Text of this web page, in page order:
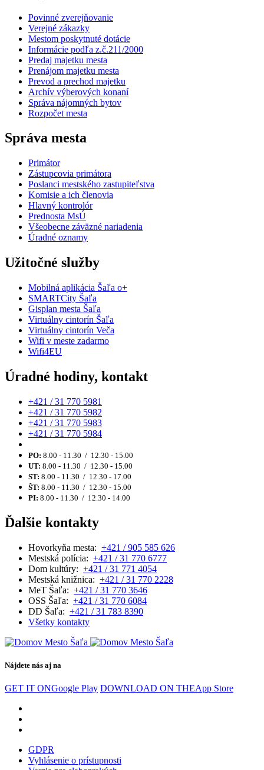
Povinné zverejňovanie
Verejné zákazky
Mestom poskytnuté dotácie
Informácie podľa z.č.211/2000
Predaj majetku mesta
Prenájom majetku mesta
Prevod a prechod majetku
Archív výberových konaní
Správa nájomných bytov
Rozpočet mesta
Správa mesta
Primátor
Zástupcovia primátora
Poslanci mestského zastupiteľstva
Komisie a ich členovia
Hlavný kontrolór
Prednosta MsÚ
Všeobecne záväzné nariadenia
Úradné oznamy
Užitočné služby
Mobilná aplikácia Šaľa o+
SMARTCity Šaľa
Gisplan mesta Šaľa
Virtuálny cintorín Šaľa
Virtuálny cintorín Veča
Wifi v meste zadarmo
Wifi4EU
Úradné hodiny, kontakt
+421 / 31 770 5981
+421 / 31 770 5982
+421 / 31 770 5983
+421 / 31 770 5984
PO: 8.00 - 11.30 / 12.30 - 15.00
UT: 8.00 - 11.30 / 12.30 - 15.00
ST: 8.00 - 11.30 / 12.30 - 17.00
ŠT: 8.00 - 11.30 / 12.30 - 15.00
PI: 8.00 - 11.30 / 12.30 - 14.00
Ďalšie kontakty
Hovorkyňa mesta: +421 / 905 585 626
Mestská polícia: +421 / 31 770 6777
Dom kultúry: +421 / 31 771 4054
Mestská knižnica: +421 / 31 770 2228
MeT Šaľa: +421 / 31 770 3646
OSS Šaľa: +421 / 31 770 6084
DD Šaľa: +421 / 31 783 8390
Všetky kontakty
Nájdete nás aj na
GET IT ONGoogle Play DOWNLOAD ON THEApp Store
GDPR
Vyhlásenie o prístupnosti